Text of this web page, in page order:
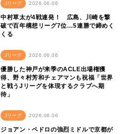
Jリーグ 2026.06.06
中村草太が4戦連発！ 広島、川崎を撃
破で百年構想リーグ7位…5連勝で締めく
くる
Jリーグ 2026.06.06
優勝した神戸が来季のACLE出場権獲
得、野々村芳和チェアマンも祝福「世界
と戦うJリーグを体現するクラブへ期
待」
Jリーグ 2026.06.06
ジョアン・ペドロの強烈ミドルで京都が